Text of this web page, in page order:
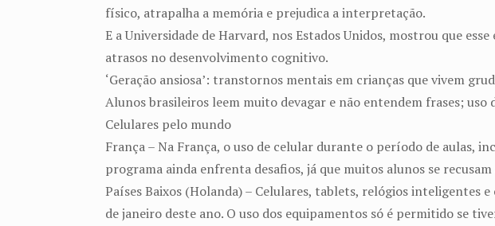
físico, atrapalha a memória e prejudica a interpretação.
E a Universidade de Harvard, nos Estados Unidos, mostrou que
atrasos no desenvolvimento cognitivo.
‘Geração ansiosa’: transtornos mentais em crianças que vivem
Alunos brasileiros leem muito devagar e não entendem frases; uso
Celulares pelo mundo
França – Na França, o uso de celular durante o período de aulas,
programa ainda enfrenta desafios, já que muitos alunos se
Países Baixos (Holanda) – Celulares, tablets, relógios inteligentes
de janeiro deste ano. O uso dos equipamentos só é permitido se